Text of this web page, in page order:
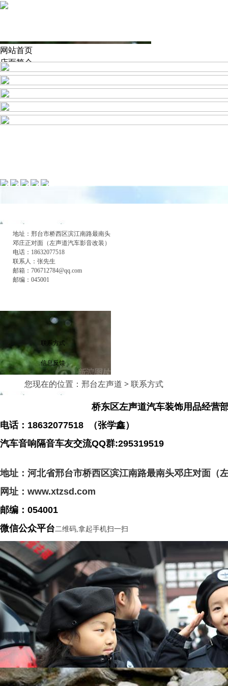
网站首页
店面简介
产品中心
新闻动态
施工实例
人才招聘
联系我们
地址：邢台市桥西区滨江南路最南头
邓庄正对面（左声道汽车影音改装）
电话：18632077518
联系人：张先生
邮箱： 706712784@qq.com
邮编：045001
联系方式
信息反馈
您现在的位置： 邢台左声道 > 联系方式
桥东区左声道汽车装饰用品经营
电话：18632077518 （张学鑫）
汽车音响隔音车友交流QQ群:295319519
地址：河北省邢台市桥西区滨江南路最南头邓庄对面（
网址： www.xtzsd.com
邮编：054001
微信公众平台二维码,拿起手机扫一扫